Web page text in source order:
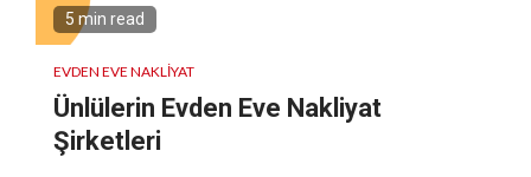
5 min read
EVDEN EVE NAKLIYAT
Ünlülerin Evden Eve Nakliyat
Şirketleri